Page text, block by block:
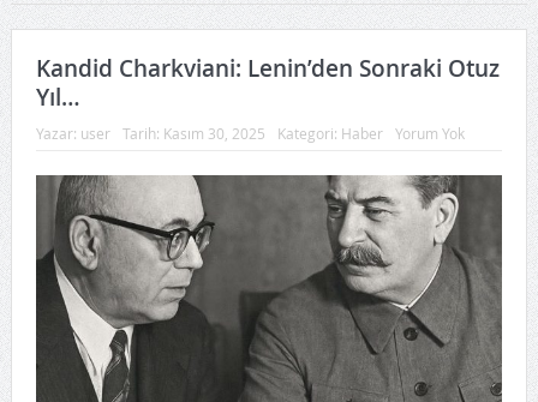
Kandid Charkviani: Lenin’den Sonraki Otuz
Yıl…
Yazar: user Tarih: Kasım 30, 2025 Kategori: Haber Yorum Yok